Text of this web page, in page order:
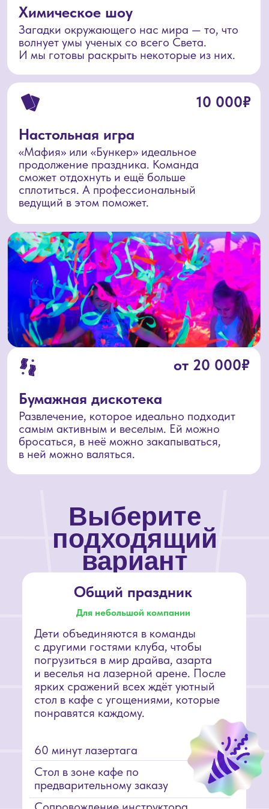
Индивидуальный
праздник
Лазертаг-сражения в кругу
дух и наслаждайтесь игрой
в комфортной обстановке.
Завершите день за уютным столом
с любимыми блюдами.
60 минут индивидуального лазертага
Стол в зоне кафе по
Сопровождение инструктора
День рождения героя
Погружение в мир лазертага, веселье
программы — от TESLA-шоу
до бумажной дискотеки. Каждый
ребёнок станет настоящим героем
этого дня!
90 минут индивидуального лазертага
банкетного зала после игры
Сопровождение инструктора
Легендарный день
рождения
День рождения, который запомнят
и взрослые, и дети
Пока дети увлечены игрой, родители
могут отдохнуть в уютном банкетном
зале, доступном с момента начала
за праздничным столом, чтобы
разделить радость и впечатления.
90 минут индивидуального лазертага
180 минут индивидуального
Получить предложение
популярно
Получить предложение
Получить предложение